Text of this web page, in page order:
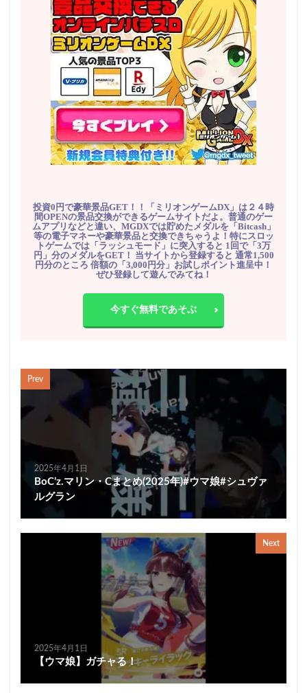
投資0円で豪華景品GET！！「ミリオンゲームDX」は２４時
間OPENの景品交換ができるゲームサイトだよ。普通のゲー
ムアプリなどと違い、MGDXでは貯めたメダルを「Bitcash」
等の電子マネーや豪華景品と交換できちゃうよ！特にスロッ
トゲームでは「ラッシュモード」に突入すると 1回で「3万
円」分のメダルをGET！ 当サイトから登録すると 通常1,500
円分のところ 倍額の「3,000円分」お試しポイント進呈中！
ぜひ登録して遊んでみてね！
今すぐ無料であそぶ
Prev
2025年4月1日
BoC’z.マリン・Cまとめ(2025年)#ウマ娘#シュヴァ
ルグラン
Next
2025年4月1日
【ウマ娘】ガチャる！